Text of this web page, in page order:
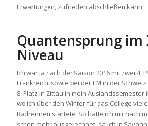
Erwartungen, zufrieden abschließen kann.
Quantensprung im
Niveau
Ich war ja nach der Saison 2016 mit zwei 4.
Frankreich, sowie bei der EM in der
8. Platz in Zittau in mein Auslandssemester
wo ich über den Winter für das College
Radrennen startete. So hatte ich mir nach
schon mehr ausgerechnet, da ich in